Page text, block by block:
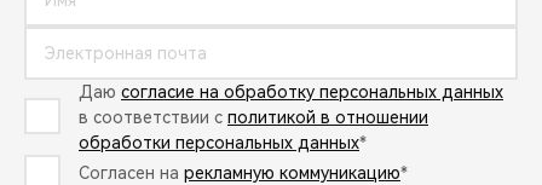
Даю согласие на обработку персональных данных
в соответствии с политикой в отношении
обработки персональных данных*
Согласен на рекламную коммуникацию*